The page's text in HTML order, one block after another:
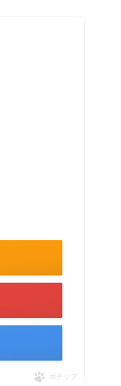
ポチップ